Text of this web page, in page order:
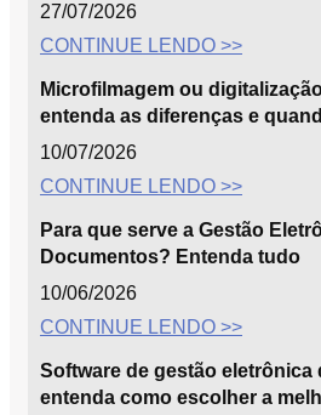
27/07/2026
CONTINUE LENDO >>
Microfilmagem ou
entenda as diferenças e
10/07/2026
CONTINUE LENDO >>
Para que serve a Gestão
Documentos? Entenda tudo
10/06/2026
CONTINUE LENDO >>
Software de gestão eletrônica
entenda como escolher a